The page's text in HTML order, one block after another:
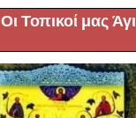
Οι Τοπικοί μας